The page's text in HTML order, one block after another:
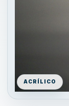
ACRÍLICO